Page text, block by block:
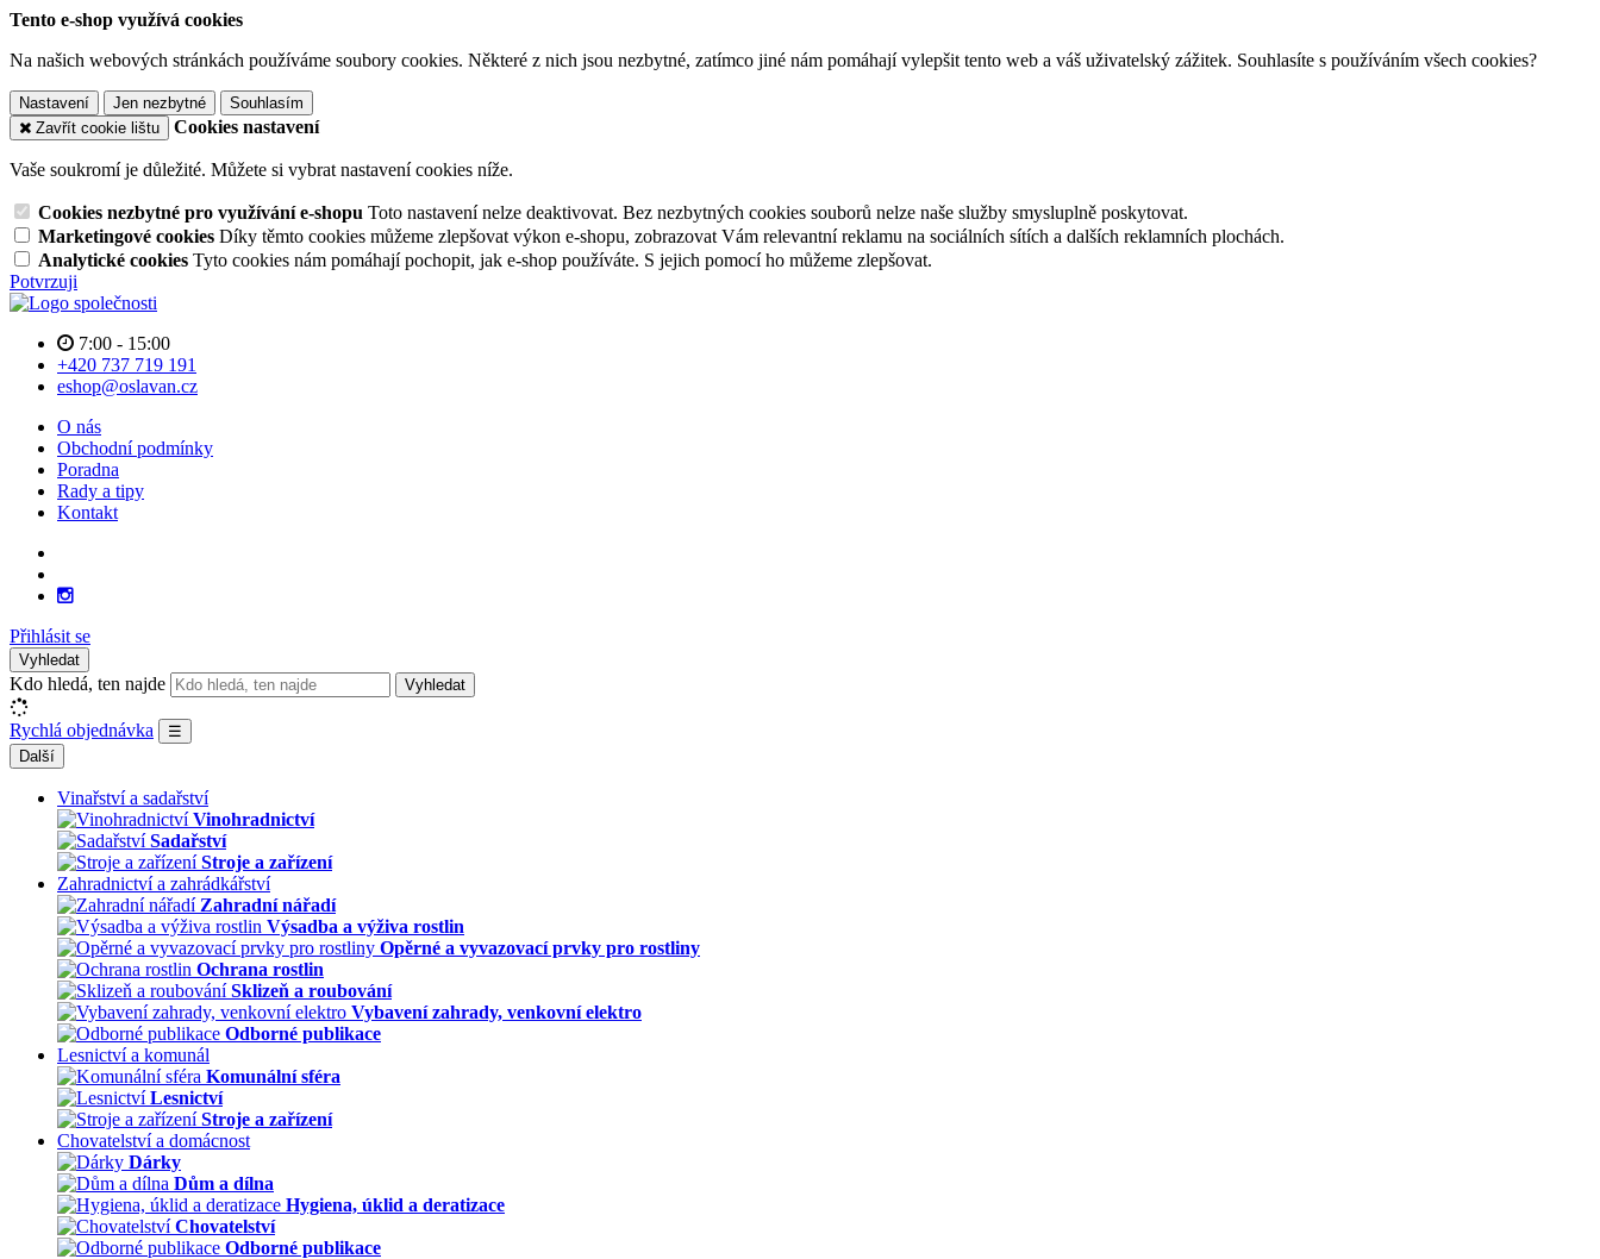
Tento e-shop využívá cookies
Na našich webových stránkách používáme soubory cookies. Některé z nich jsou nezbytné, zatímco jiné nám pomáhají vylepšit tento web a váš uživatelský zážitek. Souhlasíte s používáním všech cookies?
Nastavení Jen nezbytné
Souhlasím
Zavřít cookie lištu
Cookies nastavení
Vaše soukromí je důležité. Můžete si vybrat nastavení cookies níže.
Cookies nezbytné pro využívání e-shopu Toto nastavení nelze deaktivovat. Bez nezbytných cookies souborů nelze naše služby smysluplně poskytovat.
Marketingové cookies Díky těmto cookies můžeme zlepšovat výkon e-shopu, zobrazovat Vám relevantní reklamu na sociálních sítích a dalších reklamních plochách.
Analytické cookies Tyto cookies nám pomáhají pochopit, jak e-shop používáte. S jejich pomocí ho můžeme zlepšovat.
Potvrzuji
7:00 - 15:00
+420 737 719 191
eshop@oslavan.cz
O nás
Obchodní podmínky
Poradna
Rady a tipy
Kontakt
Přihlásit se
Vyhledat
Kdo hledá, ten najde Vyhledat
Rychlá objednávka
☰
Další
Vinařství a sadařství
Vinohradnictví
Sadařství
Stroje a zařízení
Zahradnictví a zahrádkářství
Zahradní nářadí
Výsadba a výživa rostlin
Opěrné a vyvazovací prvky pro rostliny
Ochrana rostlin
Sklizeň a roubování
Vybavení zahrady, venkovní elektro
Odborné publikace
Lesnictví a komunál
Komunální sféra
Lesnictví
Stroje a zařízení
Chovatelství a domácnost
Dárky
Dům a dílna
Hygiena, úklid a deratizace
Chovatelství
Odborné publikace